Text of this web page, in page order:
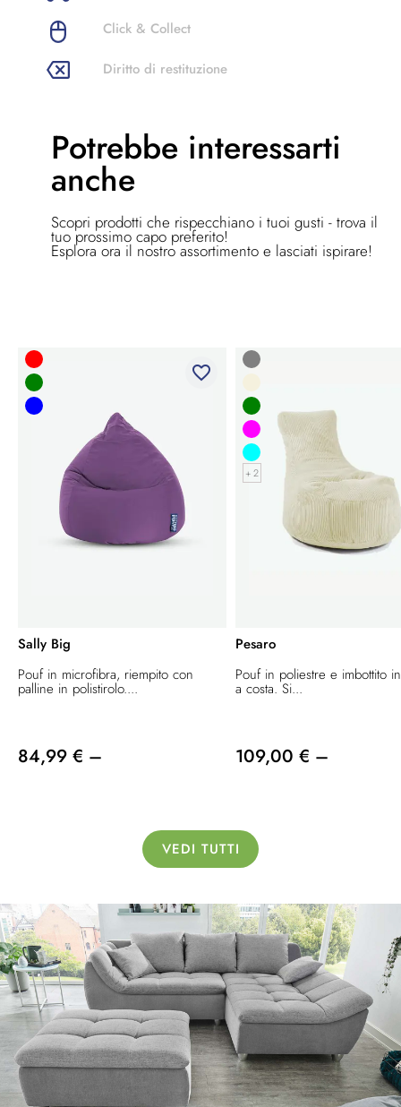
Click & Collect
Diritto di restituzione
Potrebbe interessarti
anche
Scopri prodotti che rispecchiano i tuoi gusti - trova il
tuo prossimo capo preferito!
Esplora ora il nostro assortimento e lasciati ispirare!
favorite_border
Sally Big
Pouf in microfibra, riempito con
palline in polistirolo....
84,99 € –
+ 2
Pesaro
Pouf in poliestre e imbottito
a costa. Si...
109,00 € –
VEDI TUTTI